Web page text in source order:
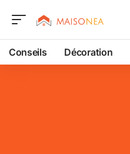
Conseils Décoration